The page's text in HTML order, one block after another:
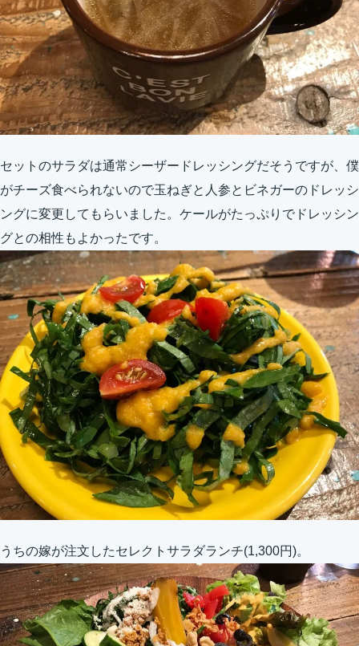
セットのサラダは通常シーザードレッシングだそうですが、僕
がチーズ食べられないので玉ねぎと人参とビネガーのドレッシ
ングに変更してもらいました。ケールがたっぷりでドレッシン
グとの相性もよかったです。
うちの嫁が注文したセレクトサラダランチ(1,300円)。